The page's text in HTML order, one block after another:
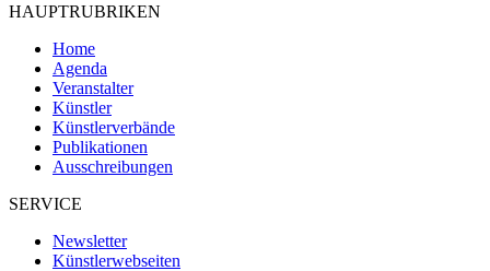
HAUPTRUBRIKEN
Home
Agenda
Veranstalter
Künstler
Künstlerverbände
Publikationen
Ausschreibungen
SERVICE
Newsletter
Künstlerwebseiten